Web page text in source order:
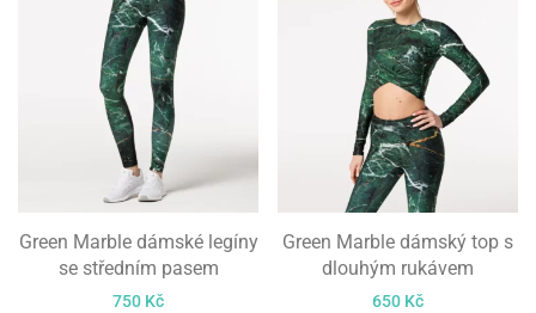
Green Marble dámské legíny
se středním pasem
750 Kč
Green Marble dámský top s
dlouhým rukávem
650 Kč